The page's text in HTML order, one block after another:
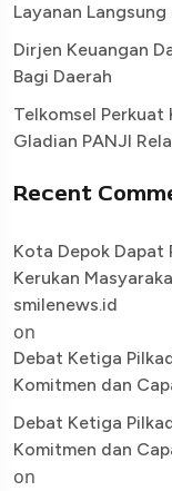
Layanan Langsung
Dirjen Keuangan
Bagi Daerah
Telkomsel Perkuat
Gladian PANJI
Recent
Kota Depok Dapat
Kerukan
smilenews.id
on
Debat Ketiga
Komitmen dan
Debat Ketiga
Komitmen dan
on